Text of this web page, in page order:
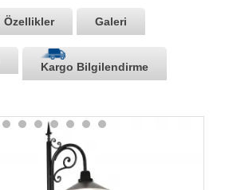
Özellikler Galeri
Kargo Bilgilendirme